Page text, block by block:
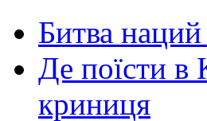
Битва
Де поїсти в
криниця